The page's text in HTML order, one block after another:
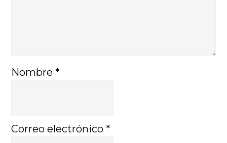
Nombre *
Correo electrónico *